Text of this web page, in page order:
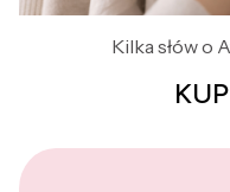
Kilka słów o